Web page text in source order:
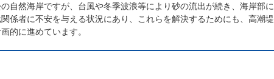
自然海岸ですが、台風や冬季波浪等により砂の流出が続き、海岸部に
係者に不安を与える状況にあり、これらを解決するためにも、高潮堤
的に進めています。